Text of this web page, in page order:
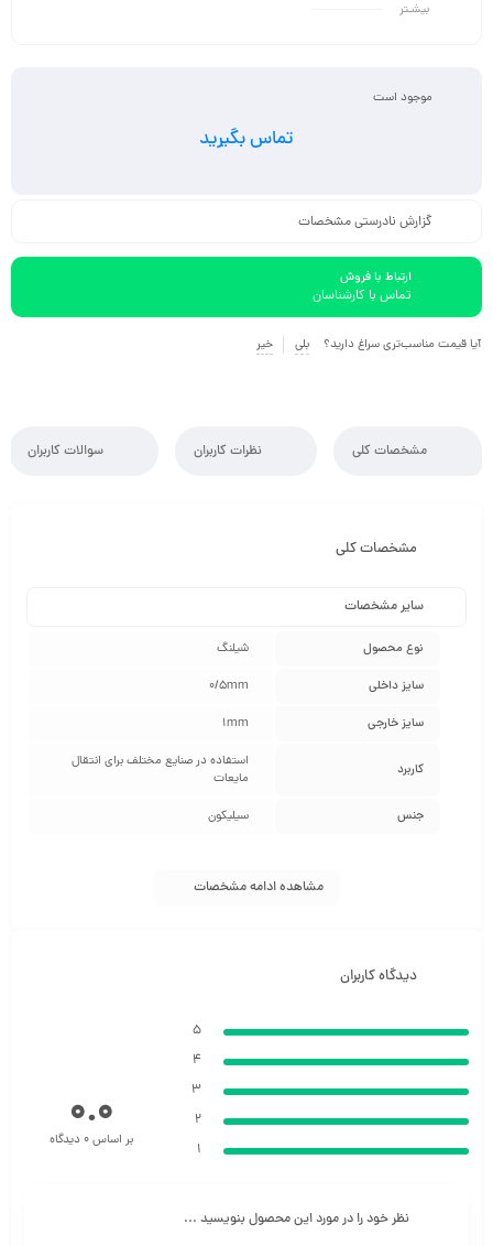
بیشـتر
موجود است
تماس بگیرید
گزارش نادرستی مشخصات
ارتباط با فروش
تماس با کارشناسان
آیا قیمت مناسب‌تری سراغ دارید؟ بلی خیر
مشخصات کلی نظرات کاربران سوالات کاربران
مشخصات کلی
سایر مشخصات
نوع محصول شیلنگ
سایز داخلی 0/5mm
سایز خارجی 1mm
کاربرد
استفاده در صنایع مختلف برای انتقال
مایعات
جنس سیلیکون
مشاهده ادامه مشخصات
دیدگاه کاربران
5
4
3
2
1
0.0
بر اساس 0 دیدگاه
نظر خود را در مورد این محصول بنویسید ...